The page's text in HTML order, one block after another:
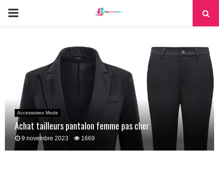
PRIMARY
Accessoires Mode
Achat tailleurs pantalon femme pas cher
9 novembre 2023 1669